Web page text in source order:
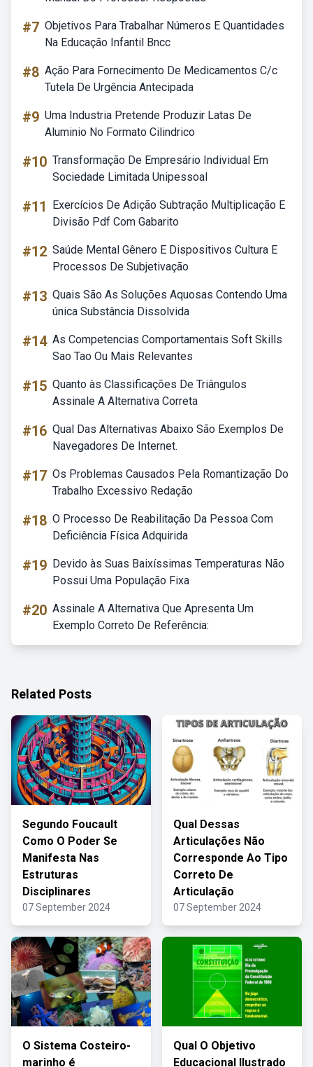
#7 Objetivos Para Trabalhar Números E Quantidades
Na Educação Infantil Bncc
#8 Ação Para Fornecimento De Medicamentos C/c
Tutela De Urgência Antecipada
#9 Uma Industria Pretende Produzir Latas De
Aluminio No Formato Cilindrico
#10 Transformação De Empresário Individual Em
Sociedade Limitada Unipessoal
#11
Exercícios De Adição Subtração Multiplicação E
Divisão Pdf Com Gabarito
#12 Saúde Mental Gênero E Dispositivos Cultura E
Processos De Subjetivação
#13 Quais São As Soluções Aquosas Contendo Uma
única Substância Dissolvida
#14 As Competencias Comportamentais Soft Skills
Sao Tao Ou Mais Relevantes
#15 Quanto às Classificações De Triângulos
Assinale A Alternativa Correta
#16 Qual Das Alternativas Abaixo São Exemplos De
Navegadores De Internet.
#17 Os Problemas Causados Pela Romantização Do
Trabalho Excessivo Redação
#18 O Processo De Reabilitação Da Pessoa Com
Deficiência Física Adquirida
#19 Devido às Suas Baixíssimas Temperaturas Não
Possui Uma População Fixa
#20 Assinale A Alternativa Que Apresenta Um
Exemplo Correto De Referência:
Related Posts
Segundo Foucault
Como O Poder Se
Manifesta Nas
Estruturas
Disciplinares
07 September 2024
Qual Dessas
Articulações Não
Corresponde Ao Tipo
Correto De
Articulação
07 September 2024
O Sistema Costeiro-
marinho é
Qual O Objetivo
Educacional Ilustrado